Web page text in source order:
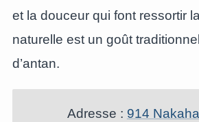
et la douceur qui font ressortir
naturelle est un goût
d’antan.
Adresse : 914